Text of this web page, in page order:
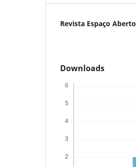
Revista Espaço Aberto
Downloads